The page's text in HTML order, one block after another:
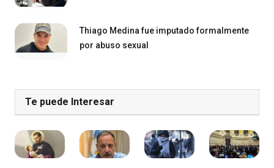
Thiago Medina fue imputado formalmente
por abuso sexual
Te puede Interesar